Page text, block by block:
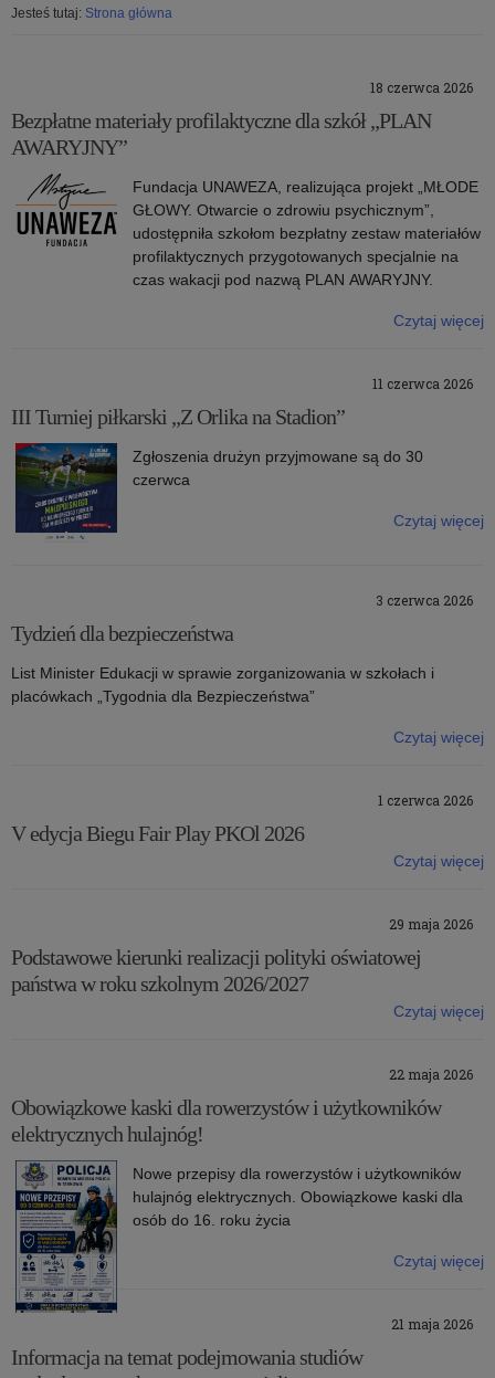
Jesteś tutaj: Strona główna
18 czerwca 2026
Bezpłatne materiały profilaktyczne dla szkół „PLAN
AWARYJNY”
Fundacja UNAWEZA, realizująca projekt „MŁODE
GŁOWY. Otwarcie o zdrowiu psychicznym”,
udostępniła szkołom bezpłatny zestaw materiałów
profilaktycznych przygotowanych specjalnie na
czas wakacji pod nazwą PLAN AWARYJNY.
Czytaj więcej
11 czerwca 2026
III Turniej piłkarski „Z Orlika na Stadion”
Zgłoszenia drużyn przyjmowane są do 30
czerwca
Czytaj więcej
o: III Turniej piłkarski „Z Orlika na Stadion”
3 czerwca 2026
Tydzień dla bezpieczeństwa
List Minister Edukacji w sprawie zorganizowania w szkołach i
placówkach „Tygodnia dla Bezpieczeństwa”
Czytaj więcej
1 czerwca 2026
V edycja Biegu Fair Play PKOl 2026
Czytaj więcej
29 maja 2026
Podstawowe kierunki realizacji polityki oświatowej
państwa w roku szkolnym 2026/2027
Czytaj więcej
22 maja 2026
Obowiązkowe kaski dla rowerzystów i użytkowników
elektrycznych hulajnóg!
Nowe przepisy dla rowerzystów i użytkowników
hulajnóg elektrycznych. Obowiązkowe kaski dla
osób do 16. roku życia
Czytaj więcej
o: Obowiązkowe kaski dla rowerzystów i użytkowników
21 maja 2026
Informacja na temat podejmowania studiów